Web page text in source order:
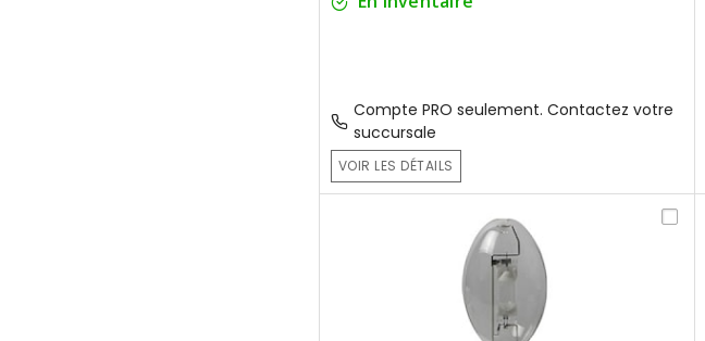
Compte PRO seulement. Contactez votre
succursale
VOIR LES DÉTAILS